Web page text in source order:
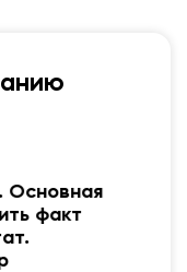
Основная
факт